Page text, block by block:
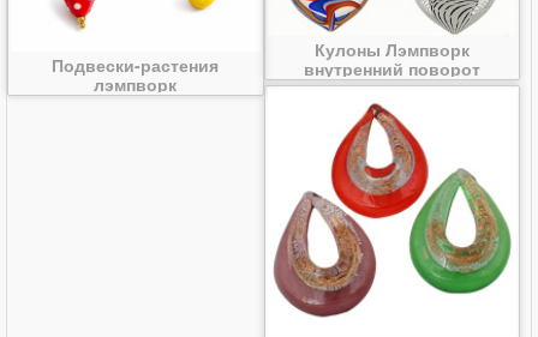
Подвески-растения
лэмпворк
Кулоны Лэмпворк
внутренний поворот